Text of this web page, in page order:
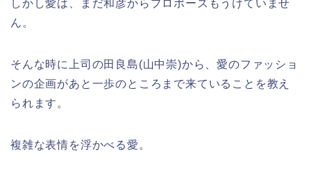
しかし愛は、まだ和彦からプロポーズもうけていませ
ん。
そんな時に上司の田良島(山中崇)から、愛のファッショ
ンの企画があと一歩のところまで来ていることを教え
られます。
複雑な表情を浮かべる愛。